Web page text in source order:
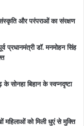
और परंपराओं का संरक्षण
प्रधानमंत्री डॉ. मनमोहन सिंह
के सोनहा बिहान के स्वप्नदृष्टा
महिलाओं को मिली धुएं से मुक्ति